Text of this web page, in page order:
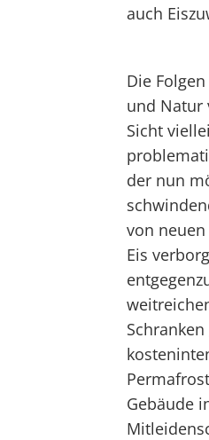
auch
Die
und Natur
Sicht
der nun
von
Eis
Gebäude